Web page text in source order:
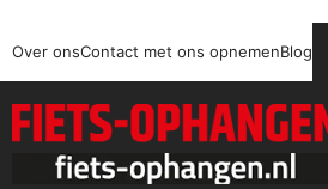
Over onsContact met ons opnemenBlog